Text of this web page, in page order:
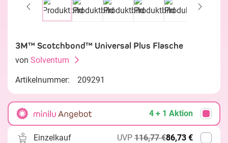
3M™ Scotchbond™ Universal Plus Flasche
von Solventum
Artikelnummer: 209291
4 + 1 Aktion
Einzelkauf UVP 116,77 €86,73 €